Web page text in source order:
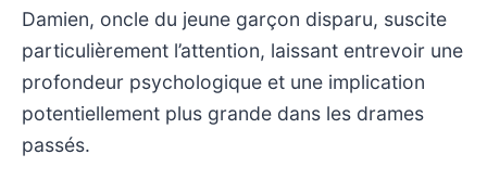
Damien, oncle du jeune garçon disparu, suscite
particulièrement l’attention, laissant entrevoir une
profondeur psychologique et une implication
potentiellement plus grande dans les drames
passés.